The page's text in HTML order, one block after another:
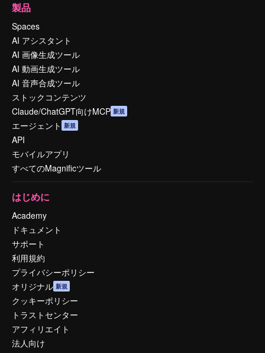
製品
Spaces
AI アシスタント
AI 画像生成ツール
AI 動画生成ツール
AI 音声合成ツール
ストックコンテンツ
Claude/ChatGPT向けMCP 新規
エージェント 新規
API
モバイルアプリ
すべてのMagnificツール
はじめに
Academy
ドキュメント
サポート
利用規約
プライバシーポリシー
オリジナル 新規
クッキーポリシー
トラストセンター
アフィリエイト
法人向け